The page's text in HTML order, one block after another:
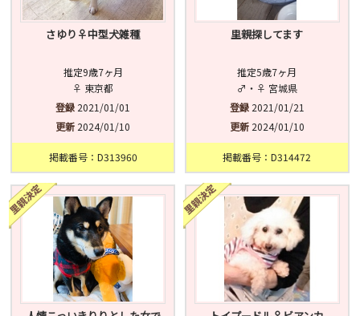
さゆり♀中型犬雑種
推定9歳7ヶ月
♀ 東京都
登録 2021/01/01
更新 2024/01/10
掲載番号：D313960
里親探してます
推定5歳7ヶ月
♂・♀ 宮城県
登録2021/01/21
更新2024/01/10
掲載番号：D314472